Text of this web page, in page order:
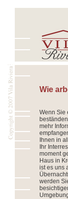
Wie
Wenn Sie
mehr
Ihnen in
Ihr
moment
Haus in
ist es uns
werden